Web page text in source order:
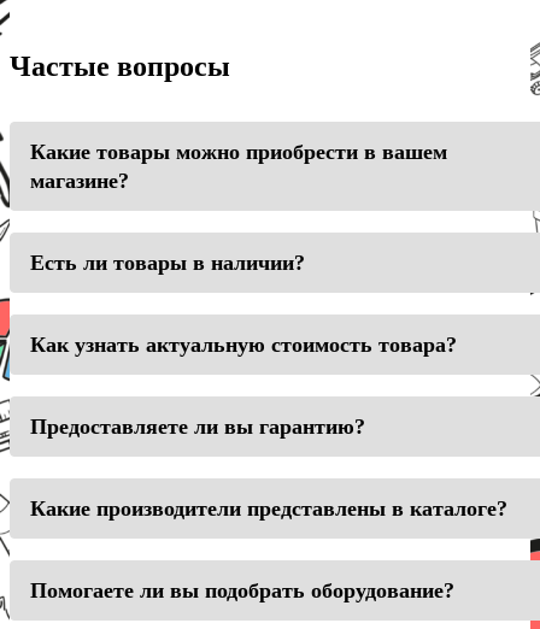
Частые вопросы
Какие товары можно приобрести в вашем
магазине?
Есть ли товары в наличии?
Как узнать актуальную стоимость товара?
Предоставляете ли вы гарантию?
Какие производители представлены в каталоге?
Помогаете ли вы подобрать оборудование?